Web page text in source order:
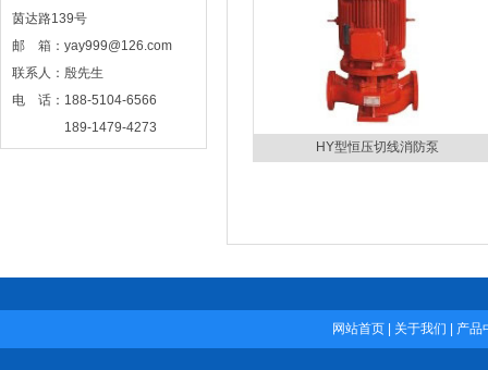
茵达路139号
邮 箱：yay999@126.com
联系人：殷先生
电 话：188-5104-6566
189-1479-4273
HY型恒压切线消防泵
网站首页 关于我们 产品